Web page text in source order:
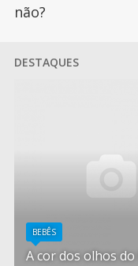
não?
DESTAQUES
BEBÊS
A cor dos olhos do